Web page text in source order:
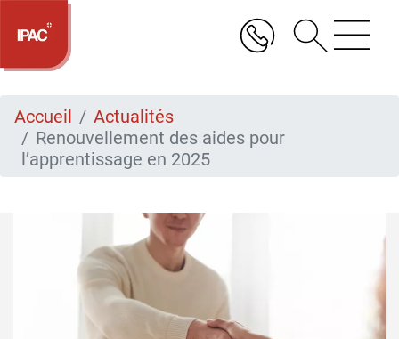
Aller
contenu
Accueil
Actualités
Renouvellement des aides pour
l’apprentissage en 2025